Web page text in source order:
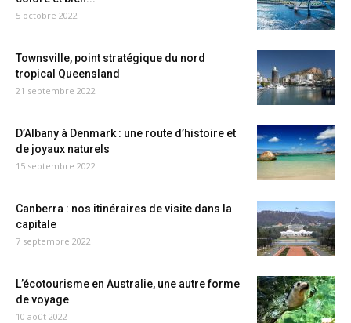
5 octobre 2022
Townsville, point stratégique du nord
tropical Queensland
21 septembre 2022
D’Albany à Denmark : une route d’histoire et
de joyaux naturels
15 septembre 2022
Canberra : nos itinéraires de visite dans la
capitale
7 septembre 2022
L’écotourisme en Australie, une autre forme
de voyage
10 août 2022